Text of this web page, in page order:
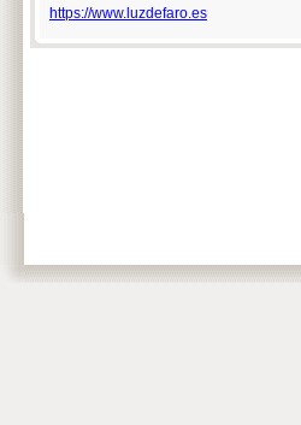
https://www.luzdefaro.es